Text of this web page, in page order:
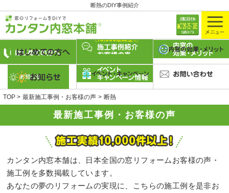
断熱のDIY事例紹介
最新施工事例・お客様の声
TOP 最新施工事例・お客様の声 断熱
カンタン内窓本舗は、日本全国の窓リフォームお客様の声・
施工例を多数掲載しています。
あなたの夢のリフォームの実現に、こちらの施工例を是非お